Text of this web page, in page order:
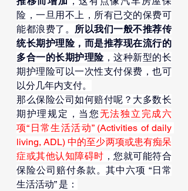
险，一旦用不上，所有已交的保费可
能都浪费了。 所以我们一般不推荐传
统长期护理险，而是推荐现在流行的
多合一的长期护理险，这种新型的长
期护理险可以一次性支付保费，也可
以分几年内支付。
那么保险公司如何赔付呢？大多数长
期护理规定，当您无法独立完成六
项“日常生活活动” (Activities of daily
living, ADL) 中的至少两项或患有痴呆
症或其他认知障碍时 ，您就可能符合
保险公司赔付条款。其中六项 “日常
生活活动” 是：